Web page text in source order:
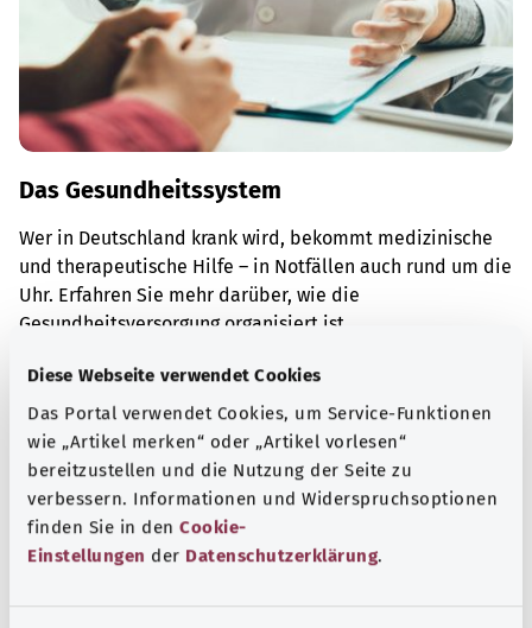
Diese Webseite verwendet Cookies
Das Portal verwendet Cookies, um Service-Funktionen
wie „Artikel merken“ oder „Artikel vorlesen“
bereitzustellen und die Nutzung der Seite zu
verbessern. Informationen und Widerspruchsoptionen
finden Sie in den Cookie-
Einstellungen der Datenschutzerklärung.
Das Gesundheitssystem
Wer in Deutschland krank wird, bekommt medizinische
und therapeutische Hilfe – in Notfällen auch rund um die
Uhr. Erfahren Sie mehr darüber, wie die
Gesundheitsversorgung organisiert ist.
Mehr erfahren